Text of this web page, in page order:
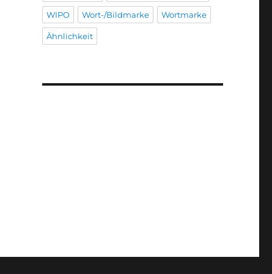
WIPO Wort-/Bildmarke Wortmarke
Ähnlichkeit